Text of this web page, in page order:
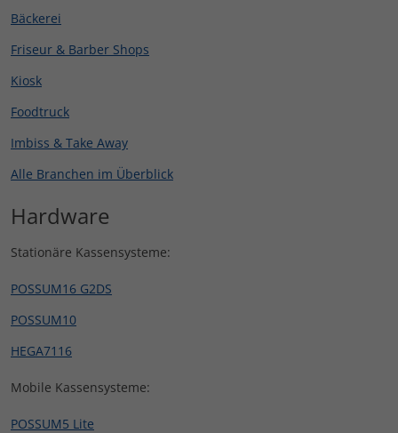
Bäckerei
Friseur & Barber Shops
Kiosk
Foodtruck
Imbiss & Take Away
Alle Branchen im Überblick
Hardware
Stationäre Kassensysteme:
POSSUM16 G2DS
POSSUM10
HEGA7116
Mobile Kassensysteme:
POSSUM5 Lite